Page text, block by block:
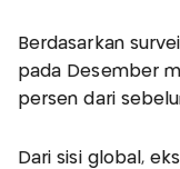
Berdasarkan
pada Desember
persen dari
Dari sisi global,